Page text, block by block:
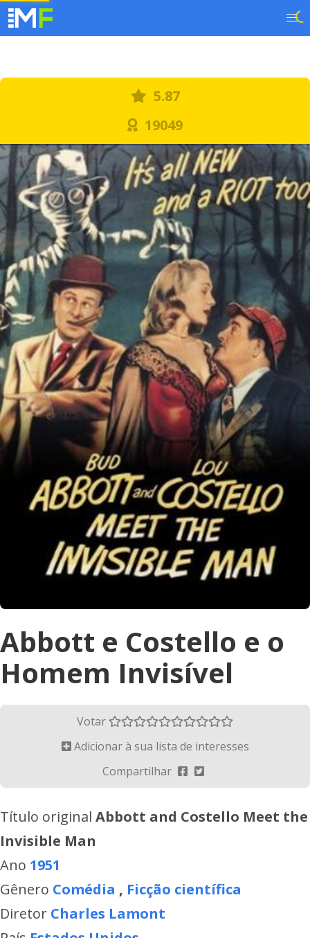
5.87
19049
Abbott e Costello e o
Homem Invisível
Votar
Adicionar à sua lista de interesses
Compartilhar
Título original Abbott and Costello Meet the
Invisible Man
Ano 1951
Gênero Comédia , Ficção científica
Diretor Charles Lamont